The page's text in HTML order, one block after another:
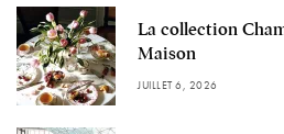
La collection
Maison
JUILLET 6, 2026